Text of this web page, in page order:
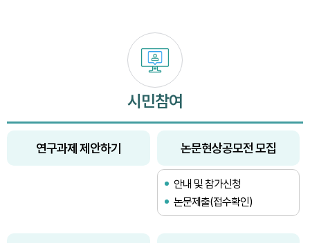
시민참여
연구과제 제안하기 논문현상공모전 모집
안내 및 참가신청
논문제출(접수확인)